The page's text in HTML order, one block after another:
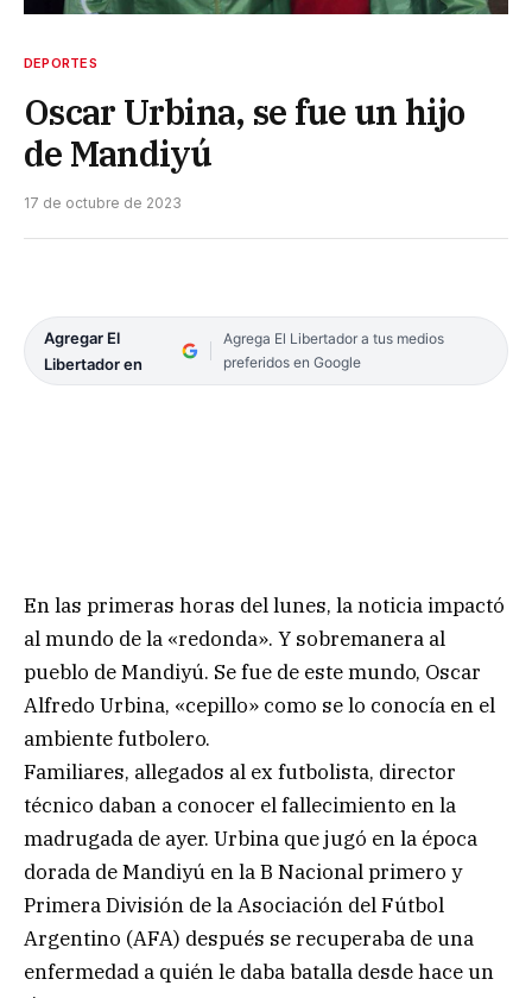
DEPORTES
Oscar Urbina, se fue un hijo
de Mandiyú
17 de octubre de 2023
Agregar El
Libertador en
Agrega El Libertador a tus medios
preferidos en Google
En las primeras horas del lunes, la noticia impactó
al mundo de la «redonda». Y sobremanera al
pueblo de Mandiyú. Se fue de este mundo, Oscar
Alfredo Urbina, «cepillo» como se lo conocía en el
ambiente futbolero.
Familiares, allegados al ex futbolista, director
técnico daban a conocer el fallecimiento en la
madrugada de ayer. Urbina que jugó en la época
dorada de Mandiyú en la B Nacional primero y
Primera División de la Asociación del Fútbol
Argentino (AFA) después se recuperaba de una
enfermedad a quién le daba batalla desde hace un